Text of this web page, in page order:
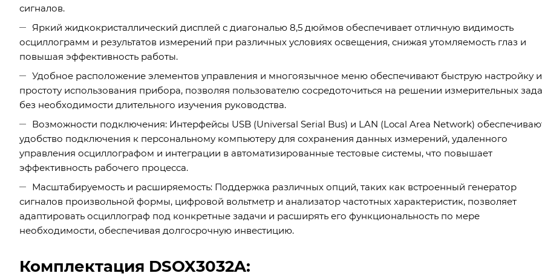
сигналов.
Яркий жидкокристаллический дисплей с диагональю 8,5 дюймов обеспечивает отличную видимость
осциллограмм и результатов измерений при различных условиях освещения, снижая утомляемость глаз и
повышая эффективность работы.
Удобное расположение элементов управления и многоязычное меню обеспечивают быструю настройку и
простоту использования прибора, позволяя пользователю сосредоточиться на решении измерительных
без необходимости длительного изучения руководства.
Возможности подключения: Интерфейсы USB (Universal Serial Bus) и LAN (Local Area Network)
удобство подключения к персональному компьютеру для сохранения данных измерений, удаленного
управления осциллографом и интеграции в автоматизированные тестовые системы, что повышает
эффективность рабочего процесса.
Масштабируемость и расширяемость: Поддержка различных опций, таких как встроенный генератор
сигналов произвольной формы, цифровой вольтметр и анализатор частотных характеристик, позволяет
адаптировать осциллограф под конкретные задачи и расширять его функциональность по мере
необходимости, обеспечивая долгосрочную инвестицию.
Комплектация DSOX3032A: